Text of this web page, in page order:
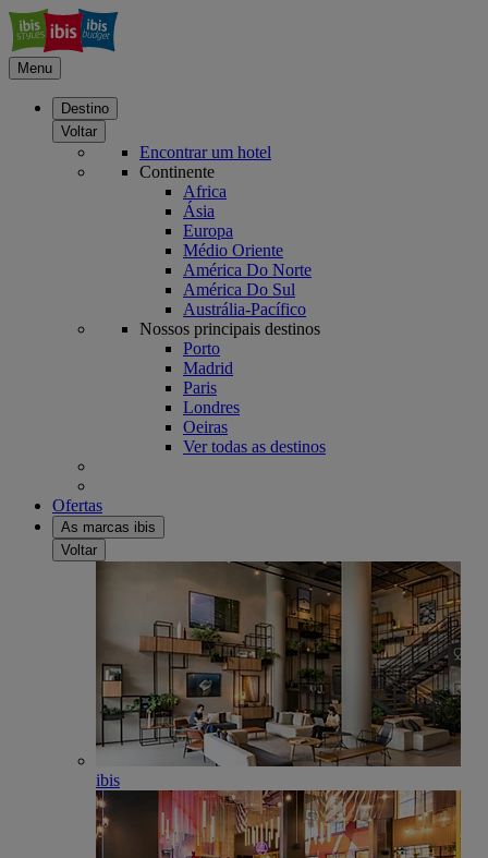
Menu
Destino
Voltar
Encontrar um hotel
Continente
Africa
Ásia
Europa
Médio Oriente
América Do Norte
América Do Sul
Austrália-Pacífico
Nossos principais destinos
Porto
Madrid
Paris
Londres
Oeiras
Ver todas as destinos
Ofertas
As marcas ibis
Voltar
ibis